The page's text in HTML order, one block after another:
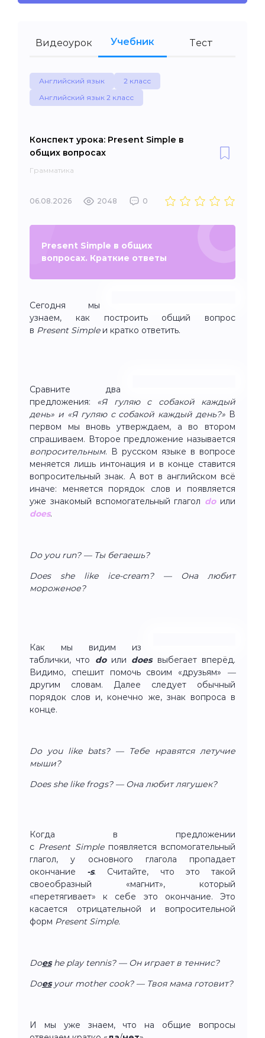
Видеоурок Учебник Тест
Английский язык
2 класс
Английский язык 2 класс
Конспект урока: Present Simple в
общих вопросах
Грамматика
06.08.2026 2048 0
Present Simple в общих
вопросах. Краткие ответы
Сегодня мы
узнаем, как построить общий вопрос
в Present Simpleи кратко ответить.
Сравните два
предложения: «Я гуляю с собакой каждый
день» и «Я гуляю с собакой каждый день?» В
первом мы вновь утверждаем, а во втором
спрашиваем. Второе предложение называется
вопросительным. В русском языке в вопросе
меняется лишь интонация и в конце ставится
вопросительный знак. А вот в английском всё
иначе: меняется порядок слов и появляется
уже знакомый вспомогательный глагол do или
does.
Do you run? — Ты бегаешь?
Does she like ice-cream? — Она любит
мороженое?
Как мы видим из
таблички, что do или does выбегает вперёд.
Видимо, спешит помочь своим «друзьям» —
другим словам. Далее следует обычный
порядок слов и, конечно же, знак вопроса в
конце.
Do you like bats? — Тебе нравятся летучие
мыши?
Does she like frogs? — Она любит лягушек?
Когда в предложении
с Present Simpleпоявляется вспомогательный
глагол, у основного глагола пропадает
окончание -s. Считайте, что это такой
своеобразный «магнит», который
«перетягивает» к себе это окончание. Это
касается отрицательной и вопросительной
форм Present Simple.
Doeshe play tennis? — Он играет в теннис?
Doesyour mother cook? — Твоя мама готовит?
И мы уже знаем, что на общие вопросы